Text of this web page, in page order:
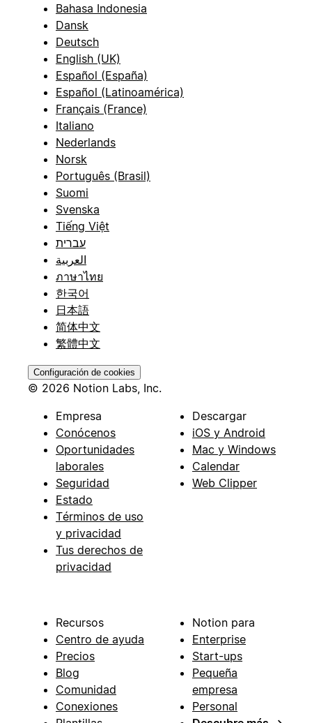
Bahasa Indonesia
Dansk
Deutsch
English (UK)
Español (España)
Español (Latinoamérica)
Français (France)
Italiano
Nederlands
Norsk
Português (Brasil)
Suomi
Svenska
Tiếng Việt
עברית
العربية
ภาษาไทย
한국어
日本語
简体中文
繁體中文
Configuración de cookies
© 2026 Notion Labs, Inc.
Empresa
Conócenos
Oportunidades
laborales
Seguridad
Estado
Términos de uso
y privacidad
Tus derechos de
privacidad
Descargar
iOS y Android
Mac y Windows
Calendar
Web Clipper
Recursos
Centro de ayuda
Precios
Blog
Comunidad
Conexiones
Notion para
Enterprise
Start-ups
Pequeña
empresa
Personal